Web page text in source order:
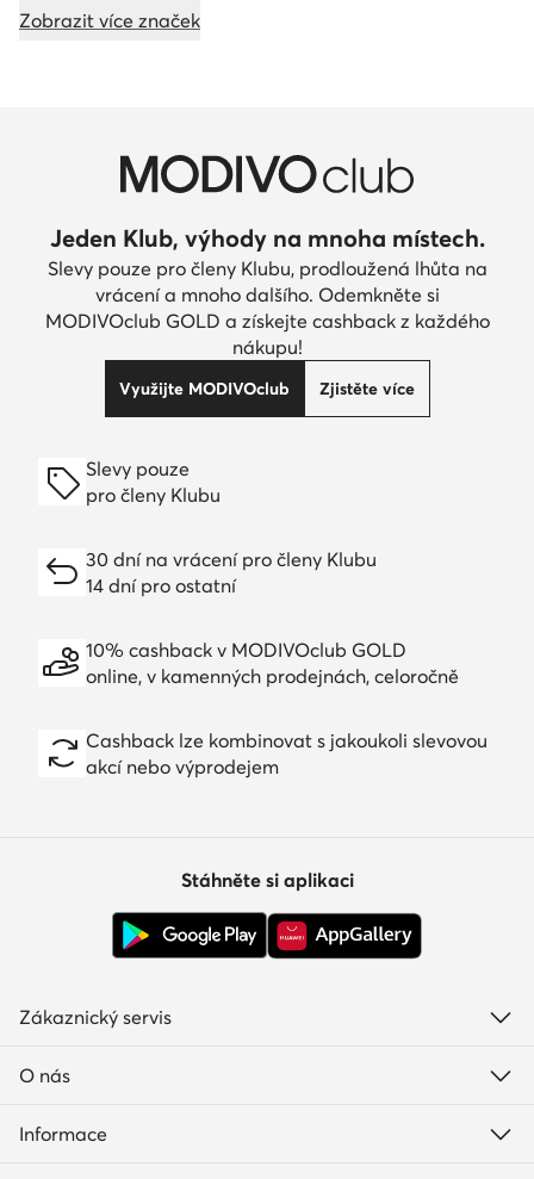
Zobrazit více značek
Jeden Klub, výhody na mnoha místech.
Slevy pouze pro členy Klubu, prodloužená lhůta na
vrácení a mnoho dalšího. Odemkněte si
MODIVOclub GOLD a získejte cashback z každého
nákupu!
Využijte MODIVOclub Zjistěte více
Slevy pouze
pro členy Klubu
30 dní na vrácení pro členy Klubu
14 dní pro ostatní
10% cashback v MODIVOclub GOLD
online, v kamenných prodejnách, celoročně
Cashback lze kombinovat s jakoukoli slevovou
akcí nebo výprodejem
Stáhněte si aplikaci
Zákaznický servis
O nás
Informace